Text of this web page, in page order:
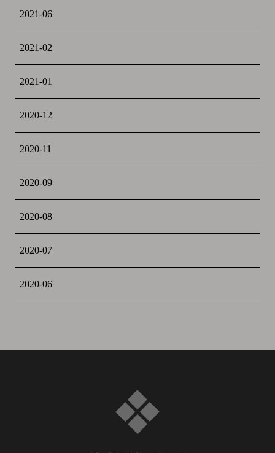
2021-06
2021-02
2021-01
2020-12
2020-11
2020-09
2020-08
2020-07
2020-06